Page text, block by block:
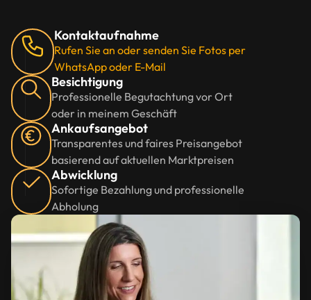
Kontaktaufnahme
Rufen Sie an oder senden Sie Fotos per
WhatsApp oder E-Mail
Besichtigung
Professionelle Begutachtung vor Ort
oder in meinem Geschäft
Ankaufsangebot
Transparentes und faires Preisangebot
basierend auf aktuellen Marktpreisen
Abwicklung
Sofortige Bezahlung und professionelle
Abholung